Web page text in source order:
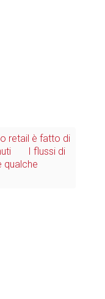
retail è fatto di
I flussi di
qualche